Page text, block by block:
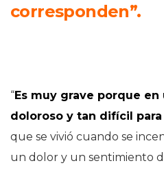
corresponden”.
“Es muy grave porque
doloroso y tan difícil
que se vivió cuando se
un dolor y un sentimiento